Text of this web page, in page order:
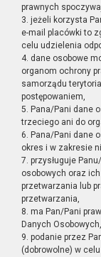
prawnych
3. jeżeli korzysta
e-mail placówki to
celu udzielenia
4. dane osobowe
organom ochrony
samorządu
postępowaniem,
5. Pana/Pani dane
trzeciego ani do
6. Pana/Pani dane
okres i w zakresie
7. przysługuje
osobowych oraz
przetwarzania lub
przetwarzania,
8. ma Pan/Pani
Danych Osobowych,
9. podanie przez
(dobrowolne) w